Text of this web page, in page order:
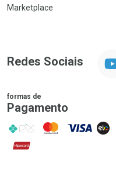
Marketplace
Redes Sociais
formas de
Pagamento
PIX MasterCard
VISA ELO
Hipercard